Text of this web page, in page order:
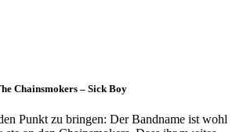
Chainsmokers – Sick Boy
Punkt zu bringen: Der Bandname ist wohl